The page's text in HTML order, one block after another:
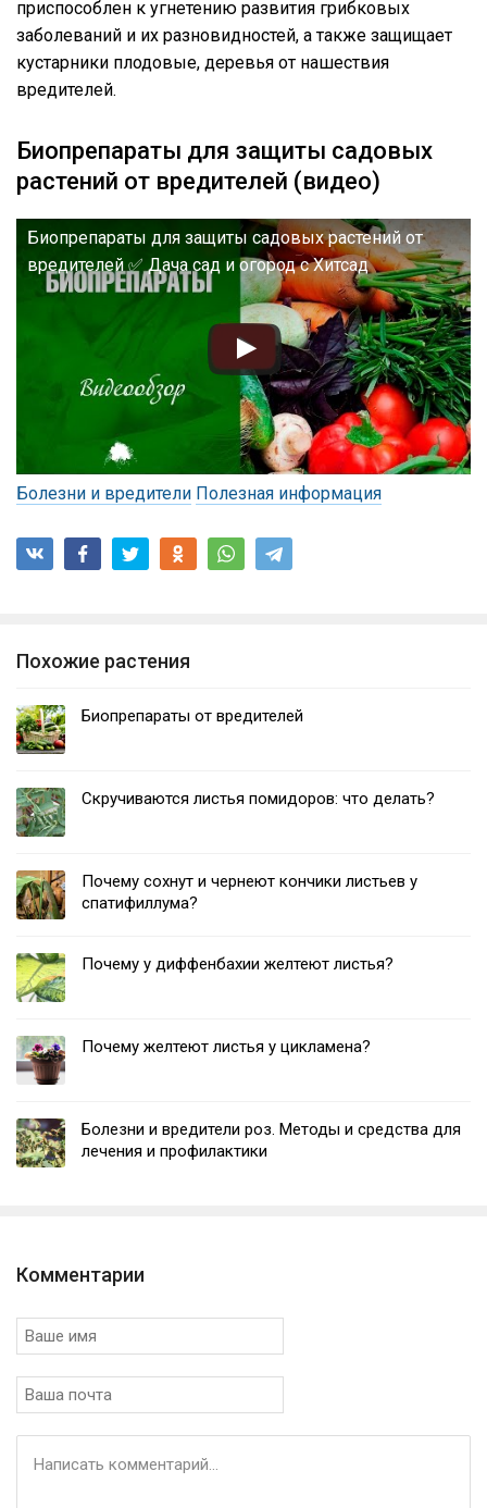
приспособлен к угнетению развития грибковых
заболеваний и их разновидностей, а также защищает
кустарники плодовые, деревья от нашествия
вредителей.
Биопрепараты для защиты садовых
растений от вредителей (видео)
Биопрепараты для защиты садовых растений от
вредителей ✅ Дача сад и огород с Хитсад
Болезни и вредители Полезная информация
Похожие растения
Биопрепараты от вредителей
Скручиваются листья помидоров: что делать?
Почему сохнут и чернеют кончики листьев у
спатифиллума?
Почему у диффенбахии желтеют листья?
Почему желтеют листья у цикламена?
Болезни и вредители роз. Методы и средства для
лечения и профилактики
Комментарии